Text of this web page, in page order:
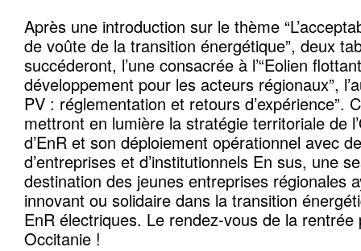
Après une introduction sur le thème
de voûte de la transition énergétique”, deux
succéderont, l’une consacrée à l’“Eolien
développement pour les acteurs régionaux”,
PV : réglementation et retours d’expérience”.
mettront en lumière la stratégie territoriale de
d’EnR et son déploiement opérationnel avec
d’entreprises et d’institutionnels En sus, une
destination des jeunes entreprises régionales
innovant ou solidaire dans la transition
EnR électriques. Le rendez-vous de la rentrée
Occitanie !